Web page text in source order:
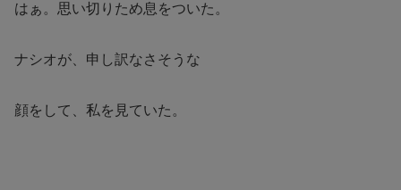
はぁ。思い切りため息をついた。
ナシオが、申し訳なさそうな
顔をして、私を見ていた。